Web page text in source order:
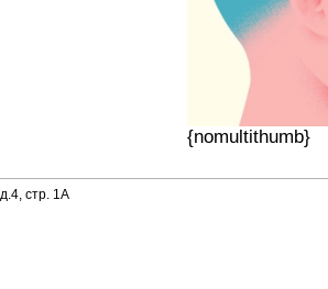
{nomultithumb}
стр. 1А